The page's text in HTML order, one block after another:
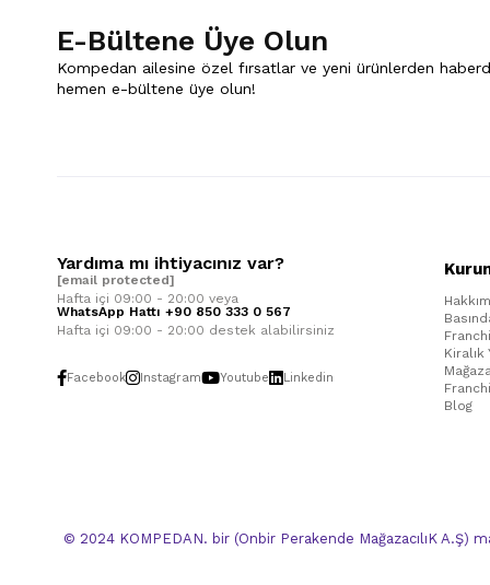
E-Bültene Üye Olun
Kompedan ailesine özel fırsatlar ve yeni ürünlerden
hemen e-bültene üye olun!
Yardıma mı ihtiyacınız var?
[email protected]
Hafta içi 09:00 - 20:00 veya
WhatsApp Hattı +90 850 333 0 567
Hafta içi 09:00 - 20:00 destek alabilirsiniz
Facebook Instagram Youtube Linkedin
Kiralık
Blog
© 2024 KOMPEDAN. bir (Onbir Perakende MağazacılıK A.Ş)